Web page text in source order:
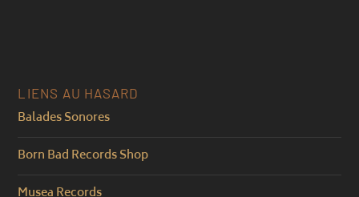
LIENS AU HASARD
Balades Sonores
Born Bad Records Shop